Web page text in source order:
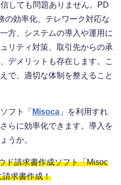
しても問題ありません。PD
の効率化、テレワーク対応な
方、システムの導入や運用に
リティ対策、取引先からの承
デメリットも存在します。こ
で、適切な体制を整えること
フト「 Misoca 」を利用すれ
らに効率化できます。導入を
うか。
ド請求書作成ソフト「Misoc
請求書作成！